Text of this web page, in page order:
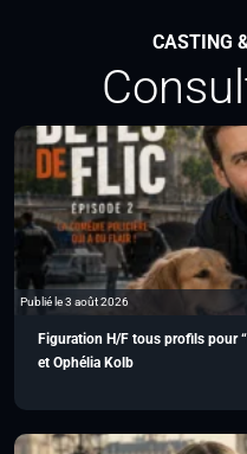
CASTING
Publié le 3 août 2026
Figuration H/F tous profils pour
et Ophélia Kolb